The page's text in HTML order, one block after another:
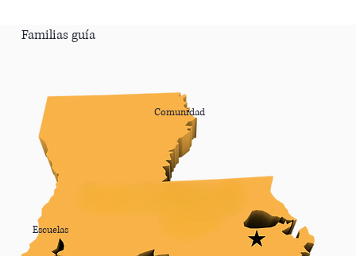
Comunidad
Familias guía
Escuelas